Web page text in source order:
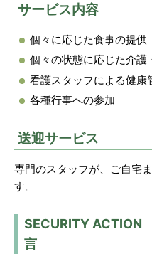
サービス内容
個々に応じた食事の提供
個々の状態に応じた介護
看護スタッフによる健康
各種行事への参加
送迎サービス
専門のスタッフが、ご自宅
す。
SECURITY ACTION
言